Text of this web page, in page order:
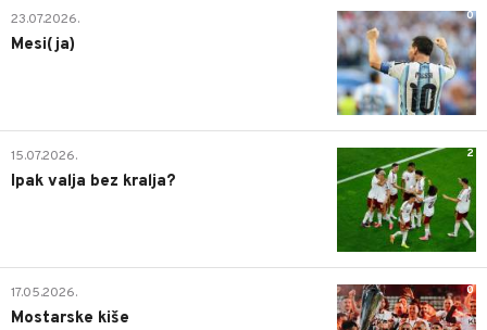
0
23.07.2026.
Mesi(ja)
2
15.07.2026.
Ipak valja bez kralja?
0
17.05.2026.
Mostarske kiše